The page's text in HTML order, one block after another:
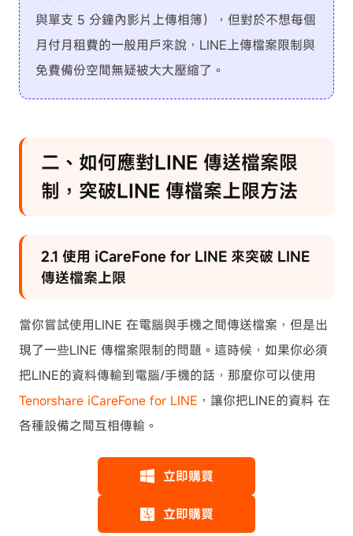
與單支 5 分鐘內影片上傳相簿），但對於不想每個
月付月租費的一般用戶來說，LINE上傳檔案限制與
免費備份空間無疑被大大壓縮了。
二、如何應對LINE 傳送檔案限
制，突破LINE 傳檔案上限方法
2.1 使用 iCareFone for LINE 來突破 LINE
傳送檔案上限
當你嘗試使用LINE 在電腦與手機之間傳送檔案，但是出
現了一些LINE 傳檔案限制的問題。這時候，如果你必須
把LINE的資料傳輸到電腦/手機的話，那麼你可以使用
Tenorshare iCareFone for LINE ，讓你把LINE的資料 在
各種設備之間互相傳輸。